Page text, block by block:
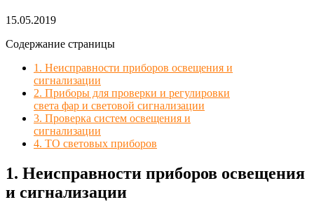
15.05.2019
Содержание страницы
1. Неисправности приборов освещения и
сигнализации
2. Приборы для проверки и регулировки
света фар и световой сигнализации
3. Проверка систем освещения и
сигнализации
4. ТО световых приборов
1. Неисправности приборов освещения
и сигнализации